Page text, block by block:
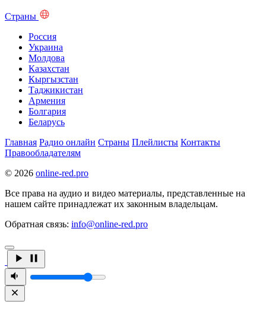
Страны
Россия
Украина
Молдова
Казахстан
Кыргызстан
Таджикистан
Армения
Болгария
Беларусь
Главная Радио онлайн Страны Плейлисты Контакты
Правообладателям
© 2026 online-red.pro
Все права на аудио и видео материалы, представленные на
нашем сайте принадлежат их законным владельцам.
Обратная связь: info@online-red.pro